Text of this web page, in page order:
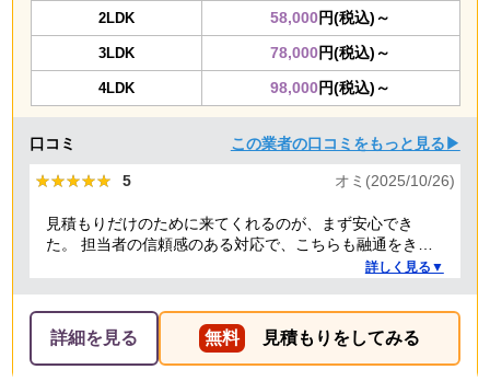
2LDK 58,000円(税込)～
3LDK 78,000円(税込)～
4LDK 98,000円(税込)～
口コミ この業者の口コミをもっと見る▶
★★★★★
★★★★★ 5 オミ(2025/10/26)
見積もりだけのために来てくれるのが、まず安心でき
た。 担当者の信頼感のある対応で、こちらも融通をきか
せることで、結果的にもっとも安い価格でお願いでき
詳しく見る▼
詳細を見る 無料 見積もりをしてみる